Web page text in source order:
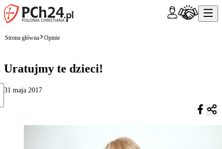
Strona główna Opinie
Uratujmy te dzieci!
31 maja 2017